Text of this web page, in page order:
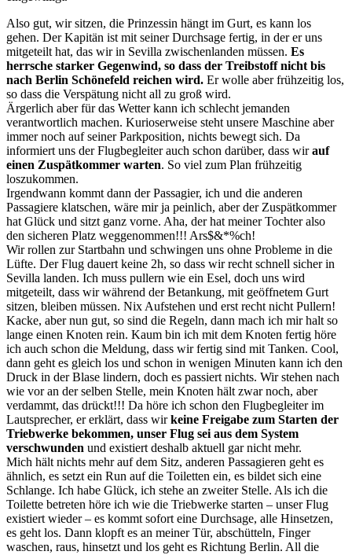
Also gut, wir sitzen, die Prinzessin hängt im Gurt, es kann los
gehen. Der Kapitän ist mit seiner Durchsage fertig, in der er uns
mitgeteilt hat, das wir in Sevilla zwischenlanden müssen. Es
herrsche starker Gegenwind, so dass der Treibstoff nicht bis
nach Berlin Schönefeld reichen wird. Er wolle aber frühzeitig los,
so dass die Verspätung nicht all zu groß wird.
Ärgerlich aber für das Wetter kann ich schlecht jemanden
verantwortlich machen. Kurioserweise steht unsere Maschine aber
immer noch auf seiner Parkposition, nichts bewegt sich. Da
informiert uns der Flugbegleiter auch schon darüber, dass wirauf
einen Zuspätkommer warten. So viel zum Plan frühzeitig
loszukommen.
Irgendwann kommt dann der Passagier, ich und die anderen
Passagiere klatschen, wäre mir ja peinlich, aber der Zuspätkommer
hat Glück und sitzt ganz vorne. Aha, der hat meiner Tochter also
den sicheren Platz weggenommen!!! Ars$&*%ch!
Wir rollen zur Startbahn und schwingen uns ohne Probleme in die
Lüfte. Der Flug dauert keine 2h, so dass wir recht schnell sicher in
Sevilla landen. Ich muss pullern wie ein Esel, doch uns wird
mitgeteilt, dass wir während der Betankung, mit geöffnetem Gurt
sitzen, bleiben müssen. Nix Aufstehen und erst recht nicht Pullern!
Kacke, aber nun gut, so sind die Regeln, dann mach ich mir halt so
lange einen Knoten rein. Kaum bin ich mit dem Knoten fertig höre
ich auch schon die Meldung, dass wir fertig sind mit Tanken. Cool,
dann geht es gleich los und schon in wenigen Minuten kann ich den
Druck in der Blase lindern, doch es passiert nichts. Wir stehen nach
wie vor an der selben Stelle, mein Knoten hält zwar noch, aber
verdammt, das drückt!!! Da höre ich schon den Flugbegleiter im
Lautsprecher, er erklärt, dass wirkeine Freigabe zum Starten der
Triebwerke bekommen, unser Flug sei aus dem System
verschwunden und existiert deshalb aktuell gar nicht mehr.
Mich hält nichts mehr auf dem Sitz, anderen Passagieren geht es
ähnlich, es setzt ein Run auf die Toiletten ein, es bildet sich eine
Schlange. Ich habe Glück, ich stehe an zweiter Stelle. Als ich die
Toilette betreten höre ich wie die Triebwerke starten – unser Flug
existiert wieder – es kommt sofort eine Durchsage, alle Hinsetzen,
es geht los. Dann klopft es an meiner Tür, abschütteln, Finger
waschen, raus, hinsetzt und los geht es Richtung Berlin. All die